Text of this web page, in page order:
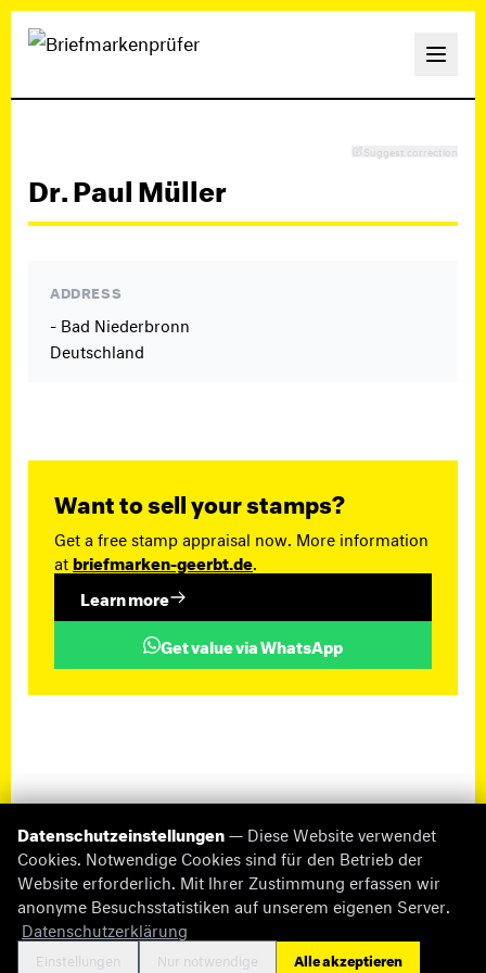
Suggest correction
Dr. Paul Müller
ADDRESS
- Bad Niederbronn
Deutschland
Want to sell your stamps?
Get a free stamp appraisal now. More information
atbriefmarken-geerbt.de
Learn more
Get value via WhatsApp
© 2026 briefmarken-pruefer.de
Missing InformationImpressumDatenschutz
Cookie-EinstellungenKontakt
Datenschutzeinstellungen— Diese Website verwendet
Cookies. Notwendige Cookies sind für den Betrieb der
Website erforderlich. Mit Ihrer Zustimmung erfassen wir
anonyme Besuchsstatistiken auf unserem eigenen Server.
Datenschutzerklärung
Einstellungen Nur notwendige Alle akzeptieren